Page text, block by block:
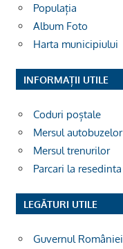
Populația
Album Foto
Harta municipiului
INFORMAȚII UTILE
Coduri poștale
Mersul autobuzelor
Mersul trenurilor
Parcari la resedinta
LEGĂTURI UTILE
Guvernul României